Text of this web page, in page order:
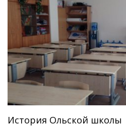
История Ольской школы